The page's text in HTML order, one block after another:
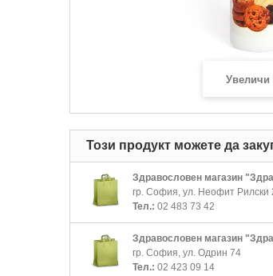
Увеличи
Този продукт можете да
Здравословен магазин
гр. София, ул. Неофит Рилски
Тел.: 02 483 73 42
Здравословен магазин
гр. София, ул. Одрин 74
Тел.: 02 423 09 14